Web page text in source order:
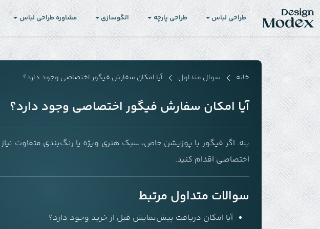
طراحی لباس طراحی پارچه الگوسازی مشاوره طراحی لباس
خانه سوال متداول آیا امکان سفارش فیگور اختصاصی وجود دارد؟
آیا امکان سفارش فیگور اختصاصی وجود دارد؟
بله. اگر فیگور با پوزیشن خاص، سبک هنری ویژه یا رنگ‌بندی متفاوت
اختصاصی اقدام کنید.
سوالات متداول مرتبط
آیا امکان دریافت پیش‌نمایش قبل از خرید وجود دارد؟